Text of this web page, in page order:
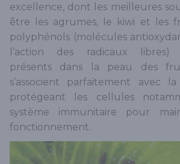
excellence, dont les meilleures
être les agrumes, le kiwi et les
polyphénols (molécules
l’action des radicaux libres)
présents dans la peau des
s’associent parfaitement avec
protégeant les cellules
système immunitaire pour
fonctionnement.